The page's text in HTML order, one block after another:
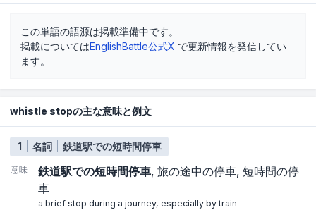
この単語の語源は掲載準備中です。
掲載についてはEnglishBattle公式X で更新情報を発信してい
ます。
whistle stopの主な意味と例文
1 名詞 鉄道駅での短時間停車
意味 鉄道駅での短時間停車 旅の途中の停車 短時間の停
車
a brief stop during a journey, especially by train